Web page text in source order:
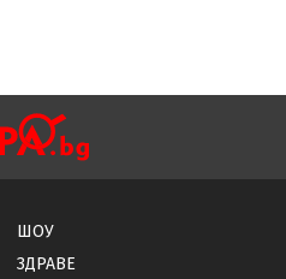
ШОУ
ЗДРАВЕ